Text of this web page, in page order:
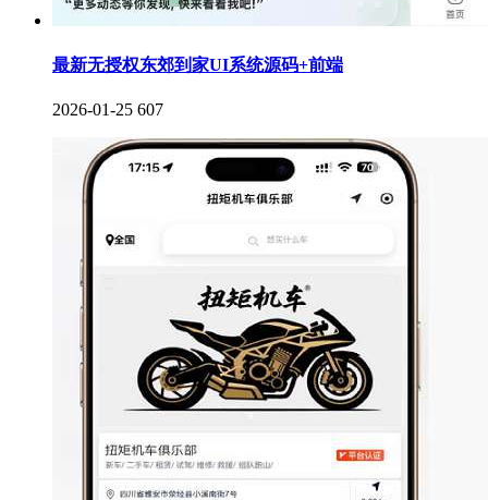
最新无授权东郊到家UI系统源码+前端
2026-01-25 607